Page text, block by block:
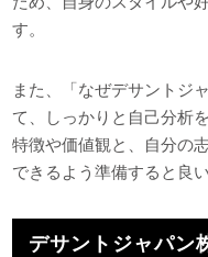
す。
また、「なぜデサントジ
て、しっかりと自己分析
特徴や価値観と、自分の
できるよう準備すると良
デサントジャパン